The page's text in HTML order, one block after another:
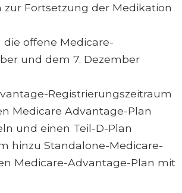
Fortsetzung der Medikation
offene Medicare-
und dem 7. Dezember
Registrierungszeitraum
Medicare Advantage-Plan
und einen Teil-D-Plan
hinzu Standalone-Medicare-
Medicare-Advantage-Plan mit